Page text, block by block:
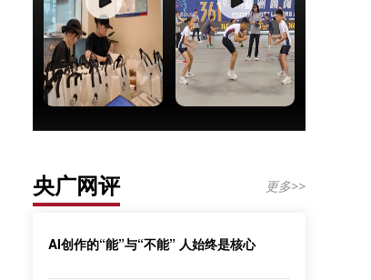
央广网评 更多>>
AI创作的“能”与“不能” 人始终是核心